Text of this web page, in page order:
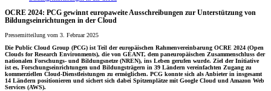
OCRE 2024: PCG gewinnt europaweite Ausschreibungen zur Unterstützung von
Bildungseinrichtungen in der Cloud
Pressemitteilung vom 3. Februar 2025
Die Public Cloud Group (PCG) ist Teil der europäischen Rahmenvereinbarung OCRE 2024 (Open
Clouds for Research Environments), die von GÉANT, dem paneuropäischen Zusammenschluss der
nationalen Forschungs- und Bildungsnetze (NREN), ins Leben gerufen wurde. Ziel der Initiative
ist es, Forschungseinrichtungen und Bildungsträgern in 39 Ländern vereinfachten Zugang zu
kommerziellen Cloud-Dienstleistungen zu ermöglichen. PCG konnte sich als Anbieter in insgesamt
14 Ländern positionieren und sichert sich dabei Spitzenplätze mit Google Cloud und Amazon Web
Services (AWS).